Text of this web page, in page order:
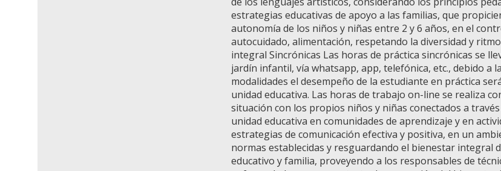
estrategias educativas de apoyo a las familias, que
autonomía de los niños y niñas entre 2 y 6 años, en el
autocuidado, alimentación, respetando la diversidad y
integral Sincrónicas Las horas de práctica sincrónicas se
jardín infantil, vía whatsapp, app, telefónica, etc., debido a
modalidades el desempeño de la estudiante en práctica
unidad educativa. Las horas de trabajo on-line se realiza
situación con los propios niños y niñas conectados a
unidad educativa en comunidades de aprendizaje y en
estrategias de comunicación efectiva y positiva, en un
normas establecidas y resguardando el bienestar integral
educativo y familia, proveyendo a los responsables de